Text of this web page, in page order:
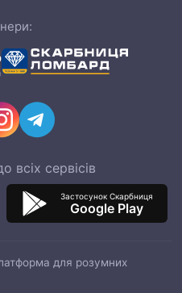
всіх сервісів
Застосунок Скарбниця
Google Play
для розумних